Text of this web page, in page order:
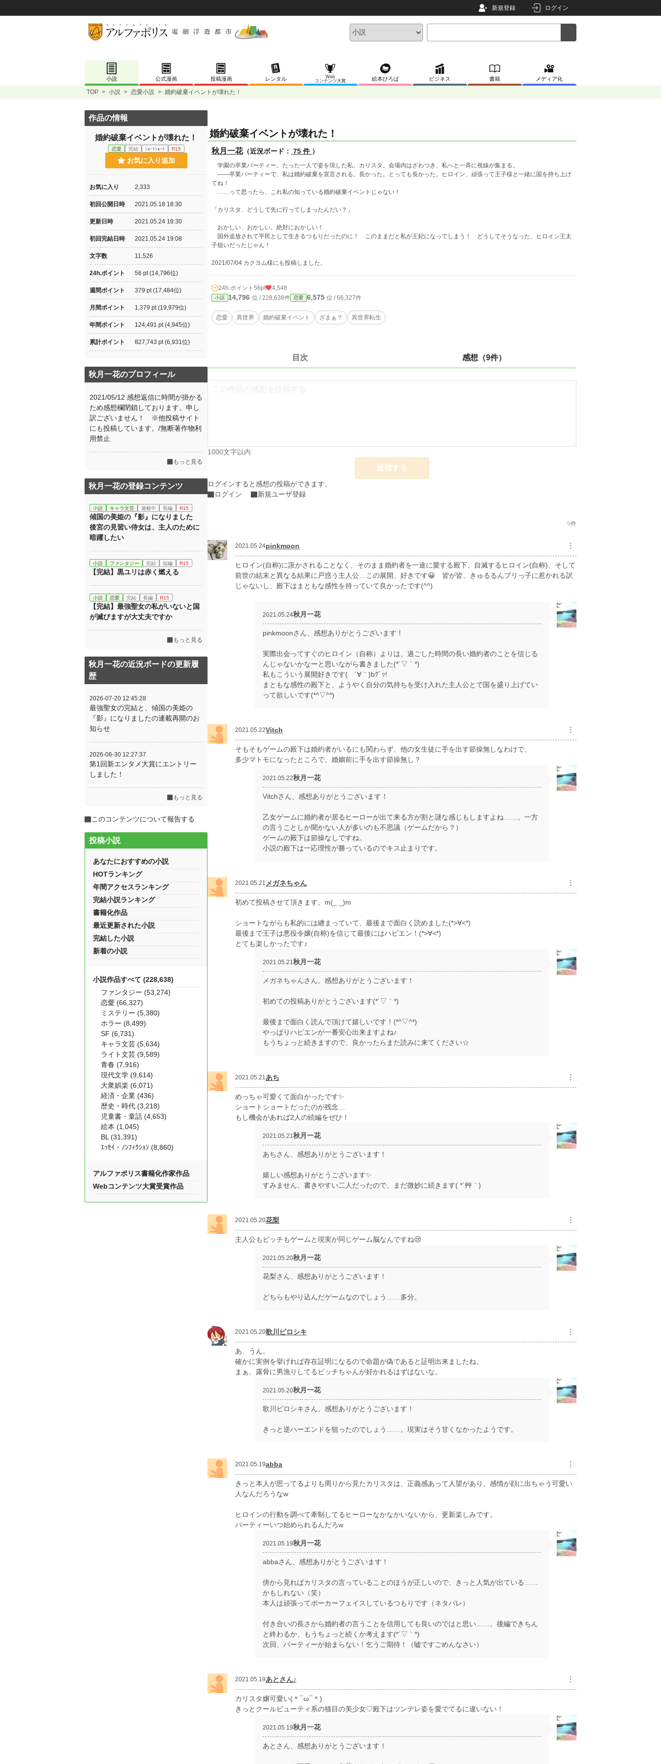
新規登録 ログイン
小説 公式漫画 投稿漫画 レンタル
Web
コンテンツ大賞
絵本ひろば ビジネス 書籍 メディア化
TOP > 小説 > 恋愛小説 > 婚約破棄イベントが壊れた！
婚約破棄イベントが壊れた！
秋月一花（近況ボード： 75 件 ）
学園の卒業パーティー。たった一人で姿を現した私、カリスタ。会場内はざわつき、私へと一斉に視線が集まる。
――卒業パーティーで、私は婚約破棄を宣言される。長かった。とっても長かった。ヒロイン、頑張って王子様と一緒に国を持ち上げ
てね！
……って思ったら、これ私の知っている婚約破棄イベントじゃない！
「カリスタ、どうして先に行ってしまったんだい？」
おかしい、おかしい。絶対におかしい！
国外追放されて平民として生きるつもりだったのに！ このままだと私が王妃になってしまう！ どうしてそうなった、ヒロイン王太
子狙いだったじゃん！
2021/07/04 カクヨム様にも投稿しました。
24h.ポイント 56pt 4,548
小説 14,796 位 / 228,638件 恋愛 6,575 位 / 66,327件
恋愛 異世界 婚約破棄イベント ざまぁ？ 異世界転生
目次 感想（9件）
1000文字以内
送信する
ログインすると感想の投稿ができます。
ログイン
新規ユーザ登録
9件
2021.05.24pinkmoon ︙
ヒロイン(自称)に誑かされることなく、そのまま婚約者を一途に愛する殿下、自滅するヒロイン(自称)、そして
前世の結末と異なる結果に戸惑う主人公…この展開、好きです😀 皆が皆、きゅるるんブリっ子に惹かれる訳
じゃないし、殿下はまともな感性を持っていて良かったです(^^)
2021.05.24秋月一花
pinkmoonさん、感想ありがとうございます！
実際出会ってすぐのヒロイン（自称）よりは、過ごした時間の長い婚約者のことを信じる
んじゃないかなーと思いながら書きました(*´▽｀*)
私もこういう展開好きです( ´∀｀)bｸﾞｯ!
まともな感性の殿下と、ようやく自分の気持ちを受け入れた主人公とで国を盛り上げてい
って欲しいです(*^▽^*)
2021.05.22Vitch ︙
そもそもゲームの殿下は婚約者がいるにも関わらず、他の女生徒に手を出す節操無しなわけで、
多少マトモになったところで、婚姻前に手を出す節操無し？
2021.05.22秋月一花
Vitchさん、感想ありがとうございます！
乙女ゲームに婚約者が居るヒーローが出て来る方が割と謎な感じもしますよね……。一方
の言うことしか聞かない人が多いのも不思議（ゲームだから？）
ゲームの殿下は節操なしですね。
小説の殿下は一応理性が勝っているのでキス止まりです。
2021.05.21 メガネちゃん ︙
初めて投稿させて頂きます。m(_ _)m
ショートながらも私的には纏まっていて、最後まで面白く読めました(*>∀<*)
最後まで王子は悪役令嬢(自称)を信じて最後にはハピエン！(*>∀<*)
とても楽しかったです♪
2021.05.21 秋月一花
メガネちゃんさん、感想ありがとうございます！
初めての投稿ありがとうございます(*´▽｀*)
最後まで面白く読んで頂けて嬉しいです！(*^▽^*)
やっぱりハピエンが一番安心出来ますよね♪
もうちょっと続きますので、良かったらまた読みに来てください☆
2021.05.21あち ︙
めっちゃ可愛くて面白かったです✨
ショートショートだったのが残念…
もし機会があれば2人の続編をぜひ！
2021.05.21 秋月一花
あちさん、感想ありがとうございます！
嬉しい感想ありがとうございます✨
すみません、書きやすい二人だったので、まだ微妙に続きます( *´艸｀)
2021.05.20花梨 ︙
主人公もビッチもゲームと現実が同じゲーム脳なんですね😢
2021.05.20秋月一花
花梨さん、感想ありがとうございます！
どちらもやり込んだゲームなのでしょう……多分。
2021.05.20歌川ピロシキ ︙
あ、うん。
確かに実例を挙げれば存在証明になるので命題が偽であると証明出来ましたね。
まぁ、露骨に男漁りしてるビッチちゃんが好かれるはずはないな。
2021.05.20秋月一花
歌川ピロシキさん、感想ありがとうございます！
きっと逆ハーエンドを狙ったのでしょう……。現実はそう甘くなかったようです。
2021.05.19abba ︙
きっと本人が思ってるよりも周りから見たカリスタは、正義感あって人望があり、感情が顔に出ちゃう可愛い
人なんだろうなw
ヒロインの行動を調べて牽制してるヒーローなかなかいないから、更新楽しみです。
パーティーいつ始められるんだろw
2021.05.19秋月一花
abbaさん、感想ありがとうございます！
傍から見ればカリスタの言っていることのほうが正しいので、きっと人気が出ている……
かもしれない（笑）
本人は頑張ってポーカーフェイスしているつもりです（ネタバレ）
付き合いの長さから婚約者の言うことを信用しても良いのではと思い……。後編できちん
と終わるか、もうちょっと続くか考えます(*´▽｀*)
次回、パーティーが始まらない！乞うご期待！（嘘ですごめんなさい）
2021.05.19あとさん♪ ︙
カリスタ嬢可愛い(＊¯ω¯＊)
きっとクールビューティ系の猫目の美少女♡殿下はツンデレ姿を愛でてるに違いない！
2021.05.19秋月一花
あとさん、感想ありがとうございます！
作品の情報
婚約破棄イベントが壊れた！
恋愛 完結 ｼｮｰﾄｼｮｰﾄ R15
お気に入り追加
お気に入り 2,333
初回公開日時 2021.05.18 18:30
更新日時 2021.05.24 18:30
初回完結日時 2021.05.24 19:08
文字数 11,526
24h.ポイント 56 pt (14,796位)
週間ポイント 379 pt (17,484位)
月間ポイント 1,379 pt (19,979位)
年間ポイント 124,491 pt (4,945位)
累計ポイント 827,743 pt (6,931位)
秋月一花のプロフィール
2021/05/12 感想返信に時間が掛かる
ため感想欄閉鎖しております。申し
訳ございません！ ※他投稿サイト
にも投稿しています。/無断著作物利
用禁止
もっと見る
秋月一花の登録コンテンツ
小説 キャラ文芸 連載中 長編 R15
傾国の美姫の『影』になりました
後宮の見習い侍女は、主人のために
暗躍したい
小説 ファンタジー 完結 短編 R15
【完結】黒ユリは赤く燃える
小説 恋愛 完結 長編 R15
【完結】最強聖女の私がいないと国
が滅びますが大丈夫ですか
もっと見る
秋月一花の近況ボードの更新履
歴
2026-07-20 12:45:28
最強聖女の完結と、傾国の美姫の
『影』になりましたの連載再開のお
知らせ
2026-06-30 12:27:37
第1回新エンタメ大賞にエントリー
しました！
もっと見る
このコンテンツについて報告する
投稿小説
あなたにおすすめの小説
HOTランキング
年間アクセスランキング
完結小説ランキング
書籍化作品
最近更新された小説
完結した小説
新着の小説
小説作品すべて (228,638)
ファンタジー (53,274)
恋愛 (66,327)
ミステリー (5,380)
ホラー (8,499)
SF (6,731)
キャラ文芸 (5,634)
ライト文芸 (9,589)
青春 (7,916)
現代文学 (9,614)
大衆娯楽 (6,071)
経済・企業 (436)
歴史・時代 (3,218)
児童書・童話 (4,653)
絵本 (1,045)
BL (31,391)
ｴｯｾｲ・ﾉﾝﾌｨｸｼｮﾝ (8,860)
アルファポリス書籍化作家作品
Webコンテンツ大賞受賞作品